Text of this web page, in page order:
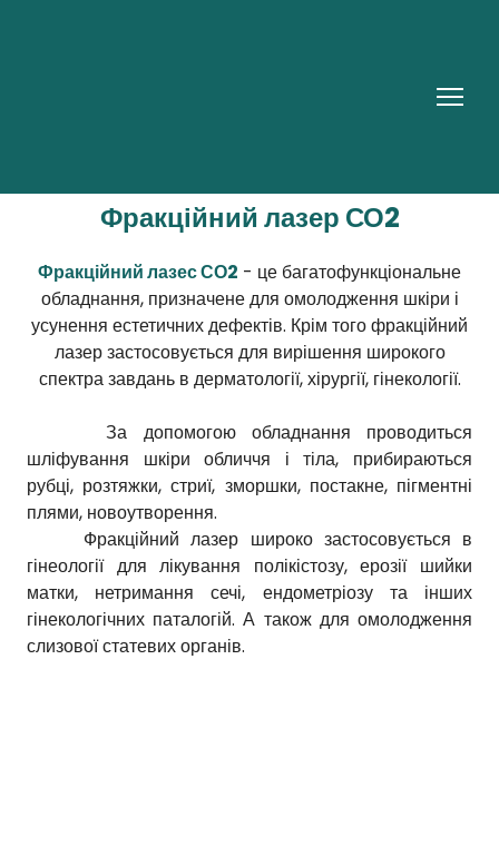
Фракційний лазер СО2
Фракційний лазес СО2 - це багатофункціональне
обладнання, призначене для омолодження шкіри і
усунення естетичних дефектів. Крім того фракційний
лазер застосовується для вирішення широкого
спектра завдань в дерматології, хірургії, гінекології.
За допомогою обладнання проводиться
шліфування шкіри обличчя і тіла, прибираються
рубці, розтяжки, стриї, зморшки, постакне, пігментні
плями, новоутворення.
Фракційний лазер широко застосовується в
гінеології для лікування полікістозу, ерозії шийки
матки, нетримання сечі, ендометріозу та інших
гінекологічних паталогій. А також для омолодження
слизової статевих органів.